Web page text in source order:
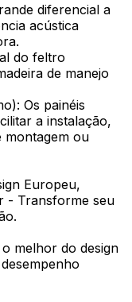
diferencial a
acústica
do feltro
de manejo
Os painéis
a instalação,
montagem ou
Europeu,
- Transforme seu
melhor do design